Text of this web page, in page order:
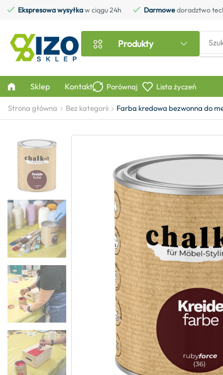
Ekspresowa wysyłkaw ciągu 24h Darmowedoradztwo
Produkty
Sklep Kontakt Porównaj Lista życzeń
Strona główna Bez kategorii Farba kredowa bezwonna do